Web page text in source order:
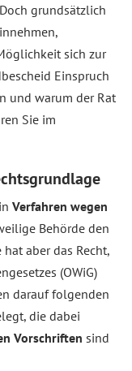
grundsätzlich
sich zur
Einspruch
und warum der Rat
Sie im
Verfahren wegen
Behörde den
aber das Recht,
(OWiG)
darauf folgenden
die dabei
Vorschriften sind